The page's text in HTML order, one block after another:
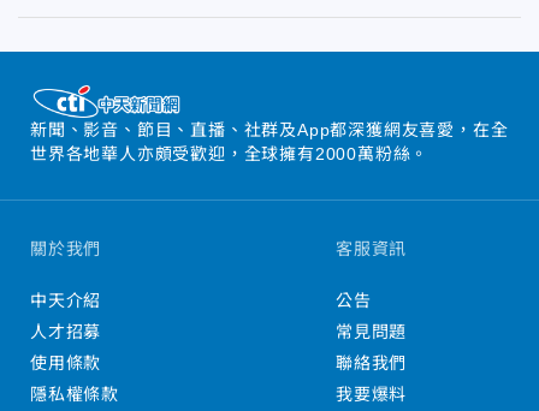
新聞、影音、節目、直播、社群及App都深獲網友喜愛，在全
世界各地華人亦頗受歡迎，全球擁有2000萬粉絲。
關於我們
中天介紹
人才招募
使用條款
隱私權條款
客服資訊
公告
常見問題
聯絡我們
我要爆料